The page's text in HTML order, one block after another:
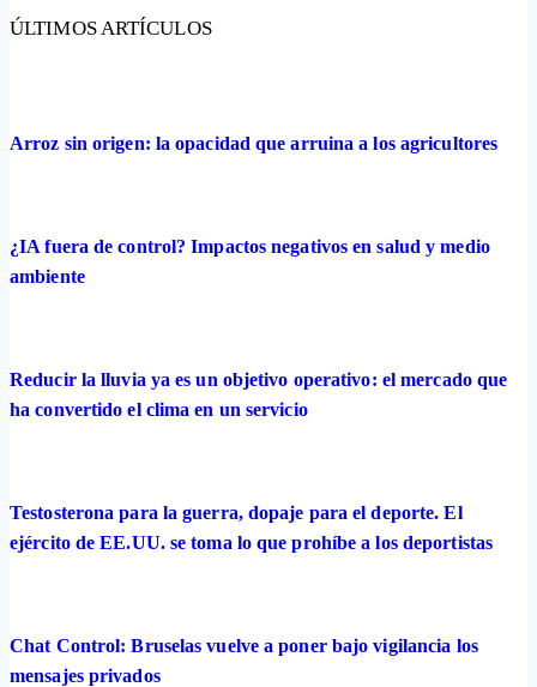
ÚLTIMOS ARTÍCULOS
Arroz sin origen: la opacidad que arruina a los agricultores
¿IA fuera de control? Impactos negativos en salud y medio
ambiente
Reducir la lluvia ya es un objetivo operativo: el mercado que
ha convertido el clima en un servicio
Testosterona para la guerra, dopaje para el deporte. El
ejército de EE.UU. se toma lo que prohíbe a los deportistas
Chat Control: Bruselas vuelve a poner bajo vigilancia los
mensajes privados